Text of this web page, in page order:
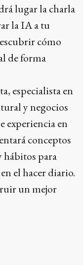
lugar la charla
la IA a tu
cómo
de forma
especialista en
y negocios
experiencia en
conceptos
hábitos para
el hacer diario.
un mejor